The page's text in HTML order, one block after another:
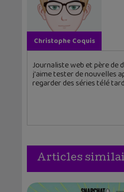
Christophe Coquis
Journaliste web et père de
j'aime tester de nouvelles
regarder des séries télé
Articles